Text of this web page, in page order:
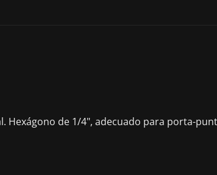
de 1/4", adecuado para porta-